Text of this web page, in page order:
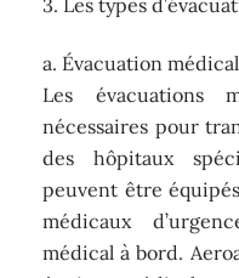
a. Évacuation
Les évacuations
nécessaires pour
des hôpitaux
peuvent être
médicaux
médical à bord.